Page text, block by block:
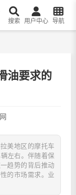
搜索 用户中心 导航
油要求的
美地区的摩托车
左右。伴随着保
趋势的背后推动
的市场需求。业